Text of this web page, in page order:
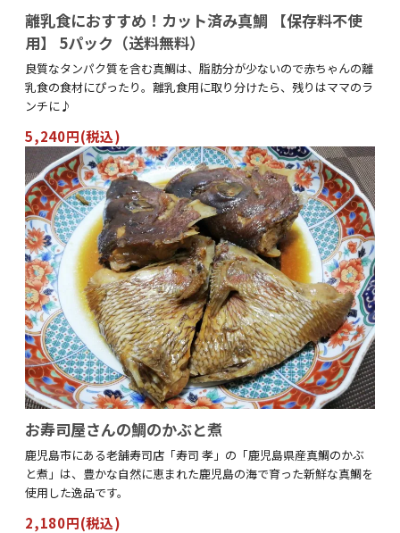
離乳食におすすめ！カット済み真鯛 【保存料不使
用】 5パック（送料無料）
良質なタンパク質を含む真鯛は、脂肪分が少ないので赤ちゃんの離
乳食の食材にぴったり。離乳食用に取り分けたら、残りはママのラ
ンチに♪
5,240円(税込)
お寿司屋さんの鯛のかぶと煮
鹿児島市にある老舗寿司店「寿司 孝」の「鹿児島県産真鯛のかぶ
と煮」は、豊かな自然に恵まれた鹿児島の海で育った新鮮な真鯛を
使用した逸品です。
2,180円(税込)